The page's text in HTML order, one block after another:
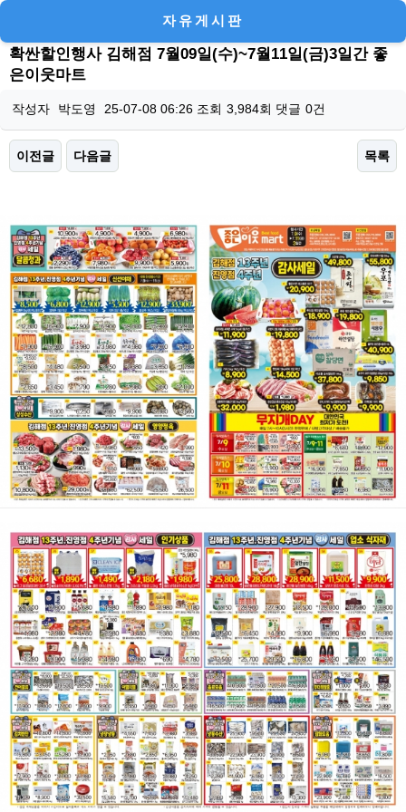
자유게시판
확싼할인행사 김해점 7월09일(수)~7월11일(금)3일간 좋
은이웃마트
작성자 박도영 25-07-08 06:26조회 3,984회 댓글 0건
이전글 다음글 목록
본문